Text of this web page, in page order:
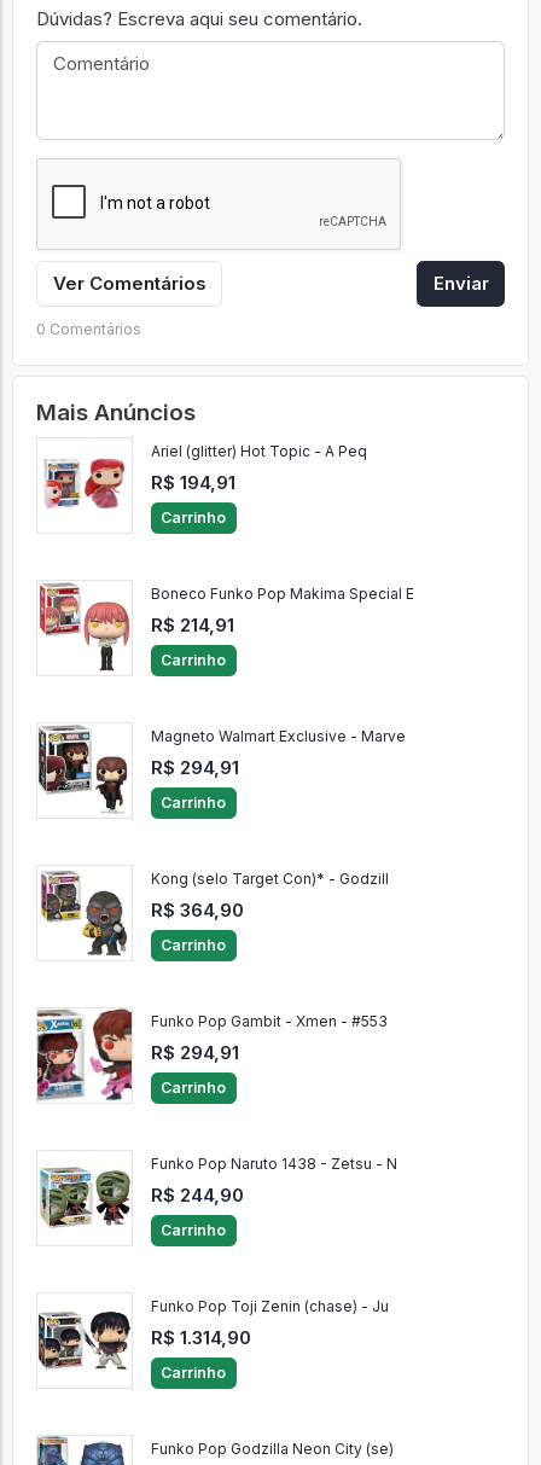
Dúvidas? Escreva aqui seu comentário.
Ver Comentários Enviar
0 Comentários
Mais Anúncios
Ariel (glitter) Hot Topic - A Peq
R$ 194,91
Carrinho
Boneco Funko Pop Makima Special E
R$ 214,91
Carrinho
Magneto Walmart Exclusive - Marve
R$ 294,91
Carrinho
Kong (selo Target Con)* - Godzill
R$ 364,90
Carrinho
Funko Pop Gambit - Xmen - #553
R$ 294,91
Carrinho
Funko Pop Naruto 1438 - Zetsu - N
R$ 244,90
Carrinho
Funko Pop Toji Zenin (chase) - Ju
R$ 1.314,90
Carrinho
Funko Pop Godzilla Neon City (se)